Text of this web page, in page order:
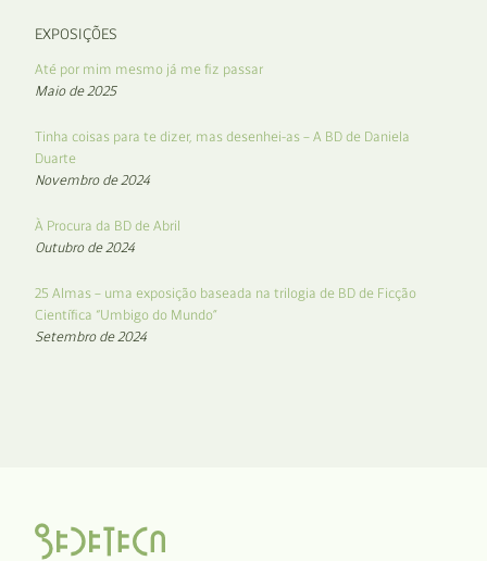
EXPOSIÇÕES
Até por mim mesmo já me fiz passar
Maio de 2025
Tinha coisas para te dizer, mas desenhei-as – A BD de Daniela
Duarte
Novembro de 2024
À Procura da BD de Abril
Outubro de 2024
25 Almas – uma exposição baseada na trilogia de BD de Ficção
Científica “Umbigo do Mundo”
Setembro de 2024